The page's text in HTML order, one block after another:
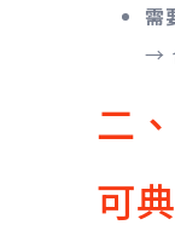
需
→
二
可